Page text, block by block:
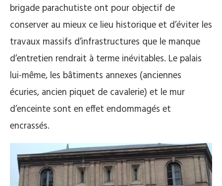
brigade parachutiste ont pour objectif de
conserver au mieux ce lieu historique et d’éviter les
travaux massifs d’infrastructures que le manque
d’entretien rendrait à terme inévitables. Le palais
lui-même, les bâtiments annexes (anciennes
écuries, ancien piquet de cavalerie) et le mur
d’enceinte sont en effet endommagés et
encrassés.